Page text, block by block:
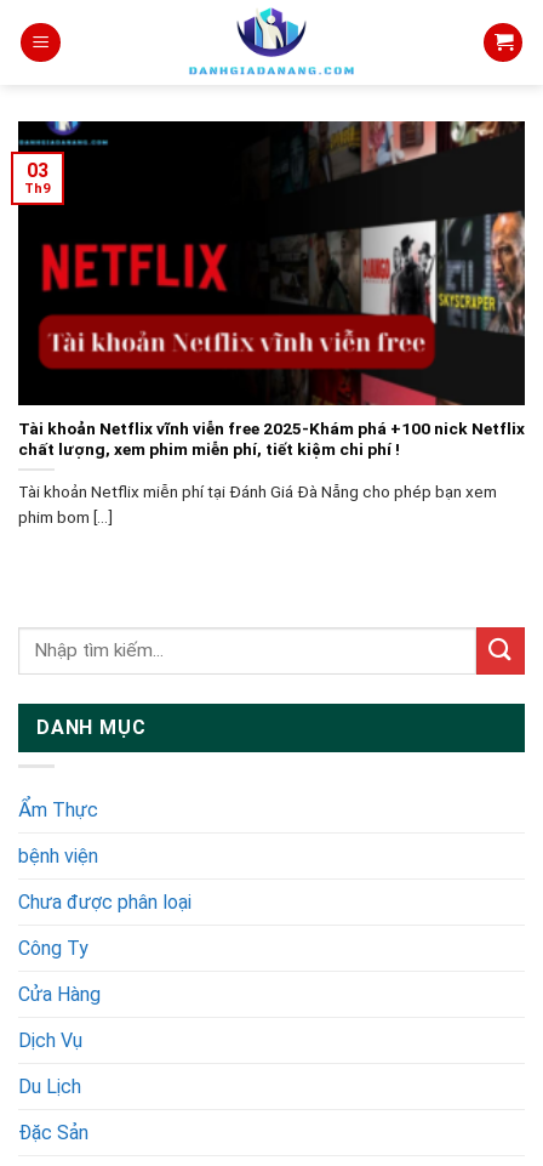
Tài khoản Netflix vĩnh viễn free 2025-Khám phá +100 nick Netflix
chất lượng, xem phim miễn phí, tiết kiệm chi phí !
Tài khoản Netflix miễn phí tại Đánh Giá Đà Nẵng cho phép bạn xem
phim bom [...]
03
Th9
DANH MỤC
Ẩm Thực
bệnh viện
Chưa được phân loại
Công Ty
Cửa Hàng
Dịch Vụ
Du Lịch
Đặc Sản